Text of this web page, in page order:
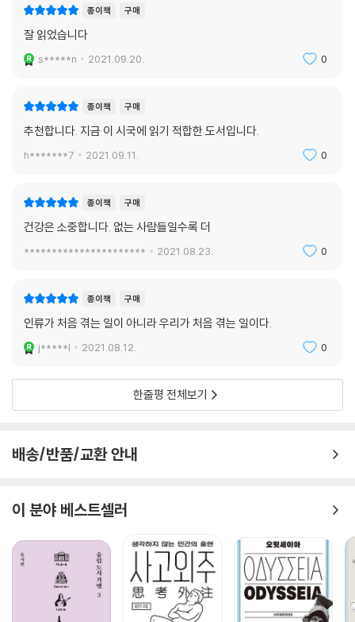
종이책 구매
잘 읽었습니다
s*****n 2021.09.20. 0
종이책 구매
추천합니다. 지금 이 시국에 읽기 적합한 도서입니다.
h*******7 2021.09.11. 0
종이책 구매
건강은 소중합니다. 없는 사람들일수록 더
********************** 2021.08.23. 0
종이책 구매
인류가 처음 겪는 일이 아니라 우리가 처음 겪는 일이다.
j*****l 2021.08.12. 0
한줄평 전체보기
배송/반품/교환 안내
이 분야 베스트셀러